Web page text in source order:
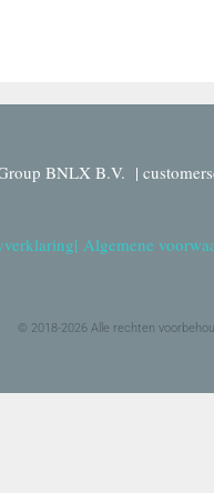
BNLX B.V. |
| Algemene
© 2018-2026 Alle rechten